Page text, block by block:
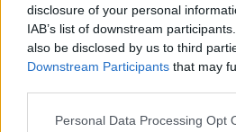
disclosure of your personal
IAB’s list of downstream
also be disclosed by us to third
Downstream Participants that may
Personal Data Processing Opt